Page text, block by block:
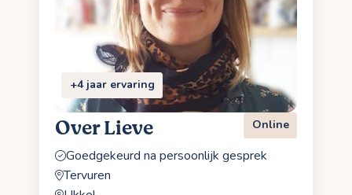
+4 jaar ervaring
Over Lieve Online
Goedgekeurd na persoonlijk gesprek
Tervuren